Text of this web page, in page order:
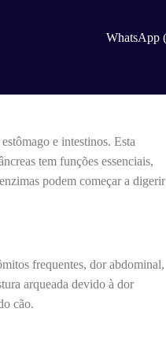
WhatsApp
e intestinos. Esta
tem funções essenciais,
podem começar a
frequentes, dor abdominal,
arqueada devido à dor
cão.